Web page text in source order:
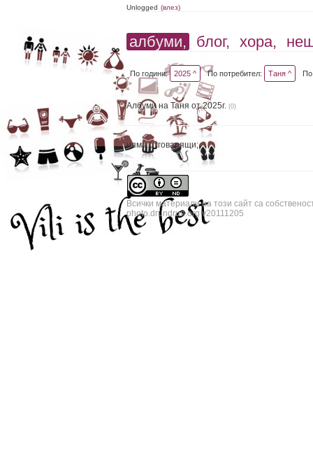
Unlogged (влез)
албуми, блог, хора,
По години: 2025 ^ По потребител: Таня ^
Албуми на Таня от 2025г. (0)
няма отговарящи;
Всички материали на този сайт са
photo.drundrun.org v20111205